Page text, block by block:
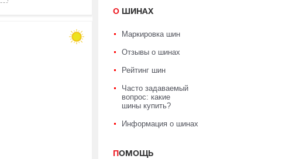
О ШИНАХ
Маркировка шин
Отзывы о шинах
Рейтинг шин
Часто задаваемый
вопрос: какие
шины купить?
Информация о шинах
ПОМОЩЬ